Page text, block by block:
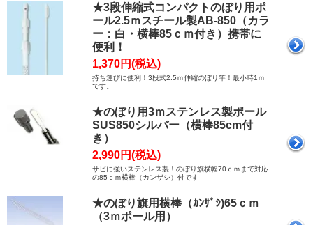
★3段伸縮式コンパクトのぼり用ポ
ール2.5ｍスチール製AB-850（カラ
ー：白・横棒85ｃｍ付き）携帯に
便利！
1,370円(税込)
持ち運びに便利！3段式2.5ｍ伸縮のぼり竿！最小時1ｍ
です。
★のぼり用3ｍステンレス製ポール
SUS850シルバー（横棒85cm付
き）
2,990円(税込)
サビに強いステンレス製！のぼり旗横幅70ｃｍまで対応
の85ｃｍ横棒（カンザシ）付です
★のぼり旗用横棒（ｶﾝｻﾞｼ)65ｃｍ
（3ｍポール用）